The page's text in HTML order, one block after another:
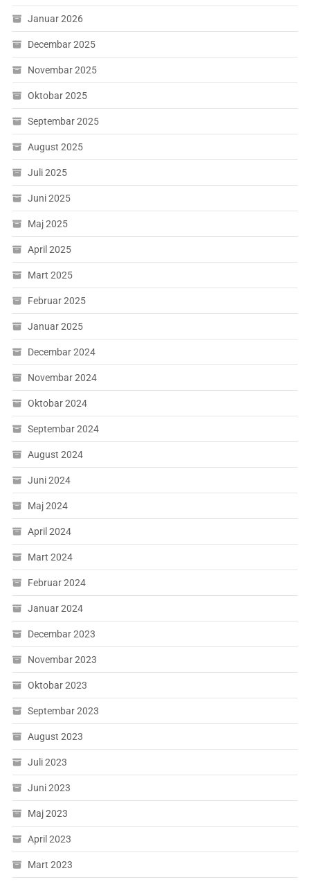
Januar 2026
Decembar 2025
Novembar 2025
Oktobar 2025
Septembar 2025
August 2025
Juli 2025
Juni 2025
Maj 2025
April 2025
Mart 2025
Februar 2025
Januar 2025
Decembar 2024
Novembar 2024
Oktobar 2024
Septembar 2024
August 2024
Juni 2024
Maj 2024
April 2024
Mart 2024
Februar 2024
Januar 2024
Decembar 2023
Novembar 2023
Oktobar 2023
Septembar 2023
August 2023
Juli 2023
Juni 2023
Maj 2023
April 2023
Mart 2023